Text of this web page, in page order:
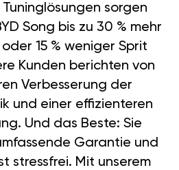
sorgen
Song bis zu 30 % mehr
15 % weniger Sprit
Kunden berichten von
Verbesserung der
und einer effizienteren
Und das Beste: Sie
Garantie und
stressfrei. Mit unserem